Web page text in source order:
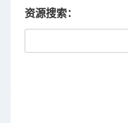
资源搜索：